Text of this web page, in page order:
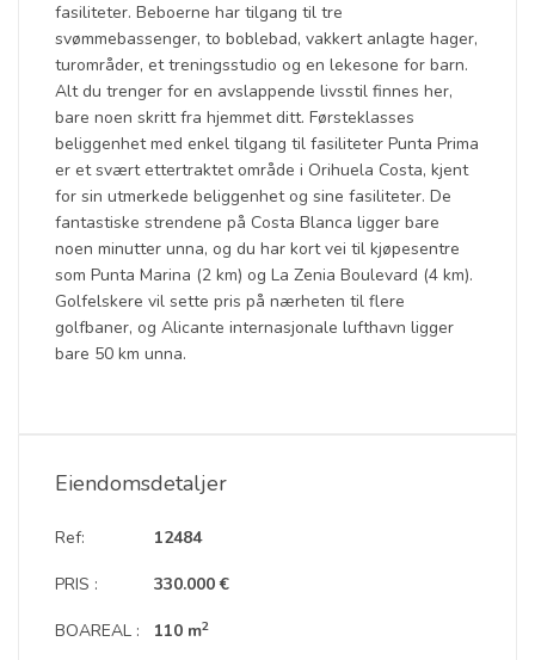
fasiliteter. Beboerne har tilgang til tre
svømmebassenger, to boblebad, vakkert anlagte hager,
turområder, et treningsstudio og en lekesone for barn.
Alt du trenger for en avslappende livsstil finnes her,
bare noen skritt fra hjemmet ditt. Førsteklasses
beliggenhet med enkel tilgang til fasiliteter Punta Prima
er et svært ettertraktet område i Orihuela Costa, kjent
for sin utmerkede beliggenhet og sine fasiliteter. De
fantastiske strendene på Costa Blanca ligger bare
noen minutter unna, og du har kort vei til kjøpesentre
som Punta Marina (2 km) og La Zenia Boulevard (4 km).
Golfelskere vil sette pris på nærheten til flere
golfbaner, og Alicante internasjonale lufthavn ligger
bare 50 km unna.
Eiendomsdetaljer
Ref:
PRIS :
BOAREAL :
12484
330.000 €
110 m2